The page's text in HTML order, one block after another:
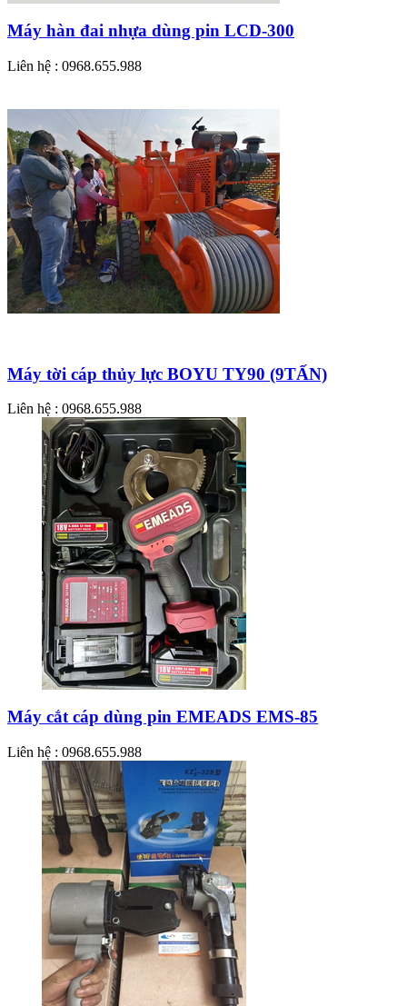
Máy hàn đai nhựa dùng pin LCD-300
Liên hệ : 0968.655.988
Máy tời cáp thủy lực BOYU TY90 (9TẤN)
Liên hệ : 0968.655.988
Máy cắt cáp dùng pin EMEADS EMS-85
Liên hệ : 0968.655.988